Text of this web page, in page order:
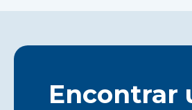
Encontrar